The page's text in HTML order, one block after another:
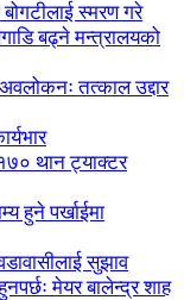
स्मरण गरे
बढ्ने मन्त्रालयको
अवलोकनः तत्काल उद्दार
थान ट्याक्टर
हुने पर्खाईमा
सुझाव
मेयर बालेन्द्र शाह